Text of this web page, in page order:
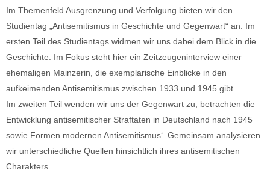
Im Themenfeld Ausgrenzung und Verfolgung bieten wir den
Studientag „Antisemitismus in Geschichte und Gegenwart“ an. Im
ersten Teil des Studientags widmen wir uns dabei dem Blick in die
Geschichte. Im Fokus steht hier ein Zeitzeugeninterview einer
ehemaligen Mainzerin, die exemplarische Einblicke in den
aufkeimenden Antisemitismus zwischen 1933 und 1945 gibt.
Im zweiten Teil wenden wir uns der Gegenwart zu, betrachten die
Entwicklung antisemitischer Straftaten in Deutschland nach 1945
sowie Formen modernen Antisemitismus‘. Gemeinsam analysieren
wir unterschiedliche Quellen hinsichtlich ihres antisemitischen
Charakters.